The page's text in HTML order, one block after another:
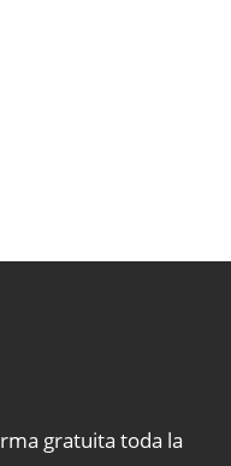
gratuita toda la